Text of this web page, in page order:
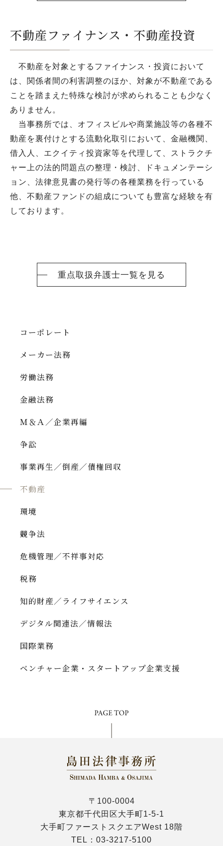
コーポレート
メーカー法務
労働法務
金融法務
Ｍ＆Ａ／企業再編
争訟
事業再生／倒産／債権回収
不動産
環境
競争法
危機管理／不祥事対応
税務
知的財産／ライフサイエンス
デジタル関連法／情報法
国際業務
ベンチャー企業・スタートアップ企業支援
不動産ファイナンス・不動産投資
不動産を対象とするファイナンス・投資において
は、関係者間の利害調整のほか、対象が不動産である
ことを踏まえた特殊な検討が求められることも少なく
ありません。
当事務所では、オフィスビルや商業施設等の各種不
動産を裏付けとする流動化取引において、金融機関、
借入人、エクイティ投資家等を代理して、ストラクチ
ャー上の法的問題点の整理・検討、ドキュメンテーシ
ョン、法律意見書の発行等の各種業務を行っている
他、不動産ファンドの組成についても豊富な経験を有
しております。
重点取扱弁護士一覧を見る
〒100-0004
東京都千代田区大手町1-5-1
大手町ファーストスクエアWest 18階
TEL： 03-3217-5100